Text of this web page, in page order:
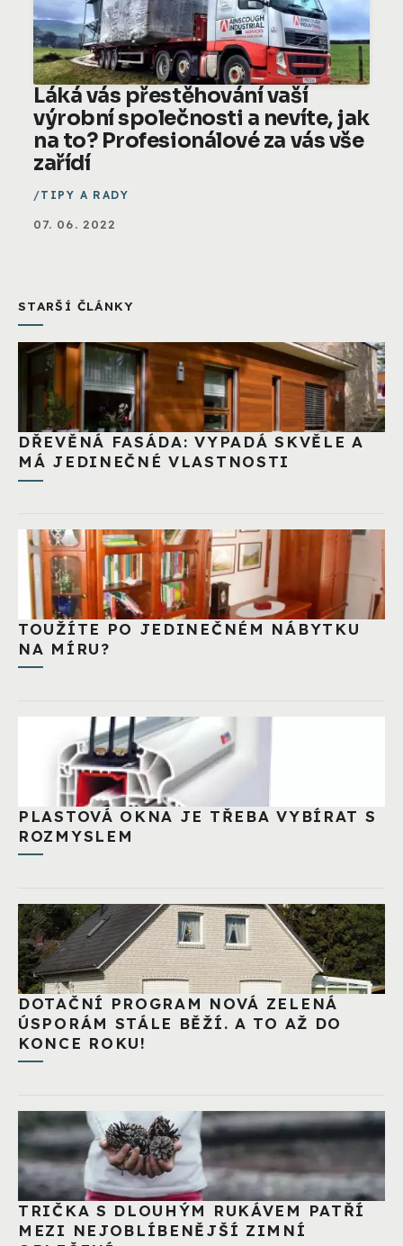
Láká vás přestěhování vaší
výrobní společnosti a nevíte, jak
na to? Profesionálové za vás vše
zařídí
TIPY A RADY
07. 06. 2022
STARŠÍ ČLÁNKY
DŘEVĚNÁ FASÁDA: VYPADÁ SKVĚLE A
MÁ JEDINEČNÉ VLASTNOSTI
TOUŽÍTE PO JEDINEČNÉM NÁBYTKU
NA MÍRU?
PLASTOVÁ OKNA JE TŘEBA VYBÍRAT S
ROZMYSLEM
DOTAČNÍ PROGRAM NOVÁ ZELENÁ
ÚSPORÁM STÁLE BĚŽÍ. A TO AŽ DO
KONCE ROKU!
TRIČKA S DLOUHÝM RUKÁVEM PATŘÍ
MEZI NEJOBLÍBENĚJŠÍ ZIMNÍ